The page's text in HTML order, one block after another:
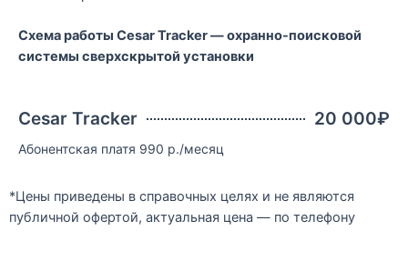
Схема работы Cesar Tracker — охранно-поисковой
системы сверхскрытой установки
Cesar Tracker 20 000₽
Абонентская платя 990 р./месяц
*Цены приведены в справочных целях и не являются
публичной офертой, актуальная цена — по телефону